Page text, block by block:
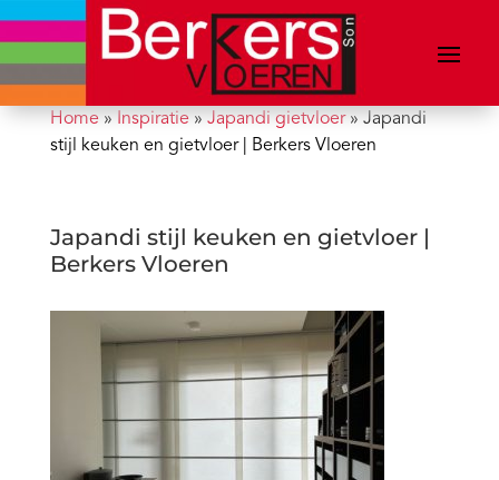
Home» Inspiratie» Japandi gietvloer» Japandi
stijl keuken en gietvloer | Berkers Vloeren
Japandi stijl keuken en gietvloer |
Berkers Vloeren